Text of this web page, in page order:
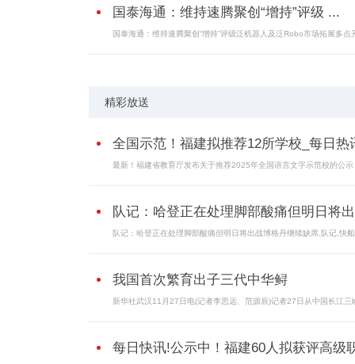
国泰海通：维持速腾聚创“增持”评级 ...
国泰海通：维持速腾聚创“增持”评级泛机器人及泛Robo市场拓展多点
精彩放送
全国示范！福建拟推荐12所学校_每日热
最新！福建省教育厅发布关于推荐2025年全国语言文字示范校的公示
队记：哈登正在处理脚部酸痛但明日将
队记：哈登正在处理脚部酸痛但明日将出战博格丹继续缺席,队记,快
我国首次繁育出子三代中华鲟
新华社武汉11月27日电(记者李思远、范源辰)记者27日从中国长江三
每日快讯!公示中！福建60人拟获评高级